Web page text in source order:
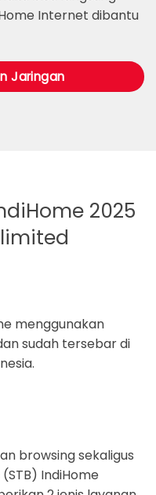
Internet dibantu
Jaringan
2025
menggunakan
sudah tersebar di
browsing sekaligus
IndiHome